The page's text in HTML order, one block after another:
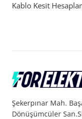
Kablo Kesit
Şekerpınar Mah.
Dönüşümcüler